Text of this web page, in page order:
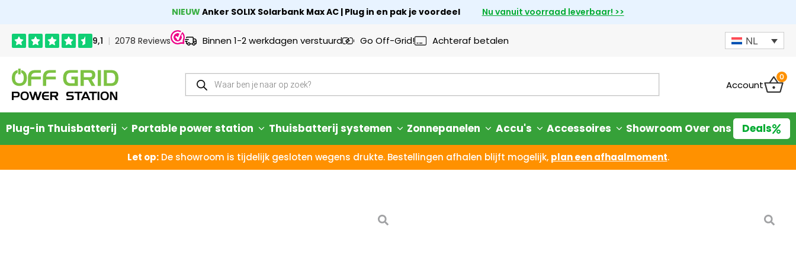
NIEUWAnker SOLIX Solarbank Max AC | Plug in en pak je voordeel Nu vanuit voorraad leverbaar! >>
Binnen 1-2 werkdagen verstuurd Go Off-Grid! Achteraf betalen NL
Account
0
Plug-in Thuisbatterij Portable power station Thuisbatterij systemen Zonnepanelen Accu's Accessoires Showroom Over ons Deals
Let op:De showroom is tijdelijk gesloten wegens drukte. Bestellingen afhalen blijft mogelijk, plan een afhaalmoment.